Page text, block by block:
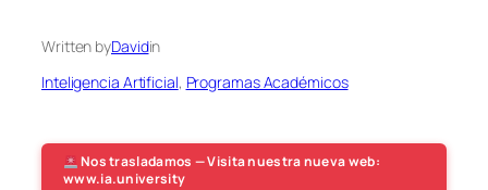
Written byDavidin
Inteligencia Artificial, Programas Académicos
Nos trasladamos — Visita nuestra nueva web:
www.ia.university